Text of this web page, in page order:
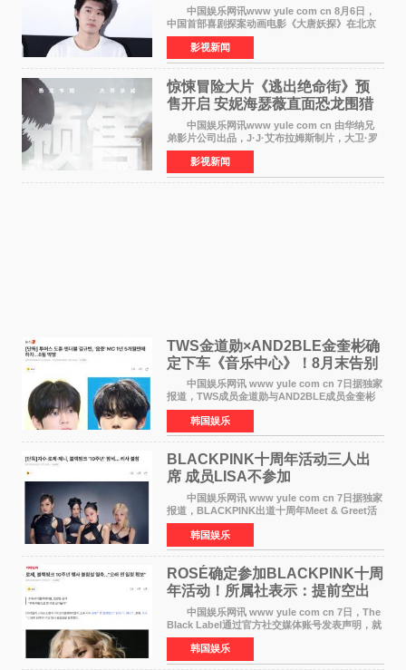
中国娱乐网讯www yule com cn 8月6日，
中国首部喜剧探案动画电影《大唐妖探》在北京
举办电影首映礼。导演程腾、联合导演黄珉、总
制片人曹紫建、制片人李莹莹，配音导演张喆，
对白指导程寅，领
影视新闻
惊悚冒险大片《逃出绝命街》预
售开启 安妮海瑟薇直面恐龙围猎
中国娱乐网讯www yule com cn 由华纳兄
弟影片公司出品，J·J·艾布拉姆斯制片，大卫·罗
伯特·米切尔执导，好莱坞巨星安妮·海瑟薇和伊万
·麦克格雷格领衔主演的2026暑期惊悚冒险大片
《逃出绝
影视新闻
TWS金道勋×AND2BLE金奎彬确
定下车《音乐中心》！8月末告别
MC席位
中国娱乐网讯 www yule com cn 7日据独家
报道，TWS成员金道勋与AND2BLE成员金奎彬
将于8月离开《音乐中心》MC的位置。 金道
勋与金奎彬于去年3月与H2H A-NA一起被选为
《音乐中心》MC，约1
韩国娱乐
BLACKPINK十周年活动三人出
席 成员LISA不参加
中国娱乐网讯 www yule com cn 7日据独家
报道，BLACKPINK出道十周年Meet & Greet活
动将由智秀、ROS&Eacute;、JENNIE出席，
LISA将缺席。 此前BLACKPINK所属社YG并
未为组合出道十周年做
韩国娱乐
ROSÉ确定参加BLACKPINK十周
年活动！所属社表示：提前空出
了时间
中国娱乐网讯 www yule com cn 7日，The
Black Label通过官方社交媒体账号发表声明，就
近期网络上关于ROS&Eacute;个人行程及是否参
加BLACKPINK出道纪念活动的种种猜测作出正
式回应。 Th
韩国娱乐